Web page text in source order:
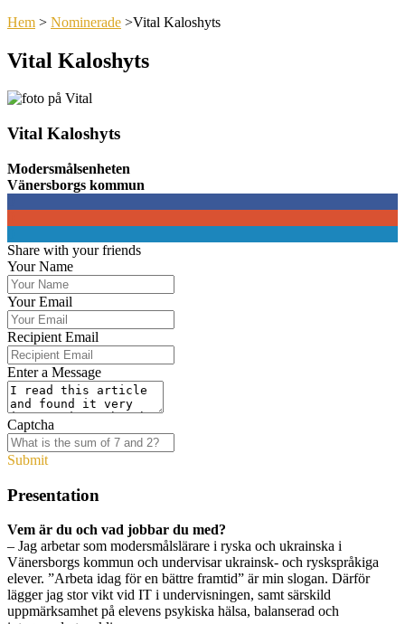
Hem > Nominerade >Vital Kaloshyts
Vital Kaloshyts
Vital Kaloshyts
Modersmålsenheten
Vänersborgs kommun
Share with your friends
Your Name
Your Email
Recipient Email
Enter a Message
Captcha
Submit
Presentation
Vem är du och vad jobbar du med?
– Jag arbetar som modersmålslärare i ryska och ukrainska i
Vänersborgs kommun och undervisar ukrainsk- och ryskspråkiga
elever. ”Arbeta idag för en bättre framtid” är min slogan. Därför
lägger jag stor vikt vid IT i undervisningen, samt särskild
uppmärksamhet på elevens psykiska hälsa, balanserad och